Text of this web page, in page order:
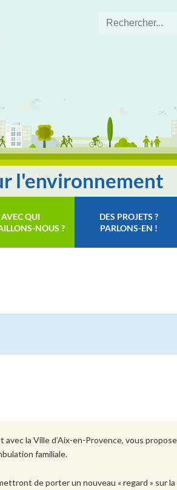
Search
for:
l'environnement
AVEC QUI
NOUS ?
DES PROJETS ?
PARLONS-EN !
avec la Ville d’Aix-en-Provence,vous
familiale.
de porterun nouveau « regard » sur